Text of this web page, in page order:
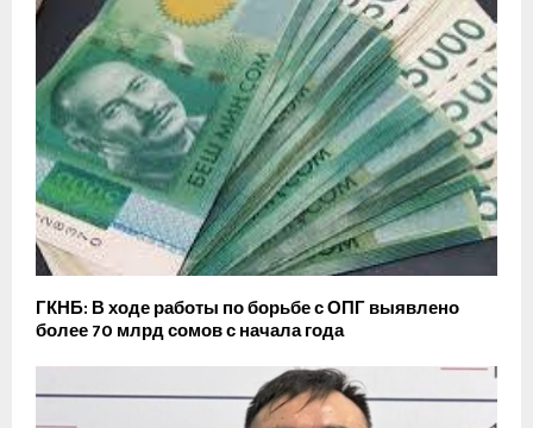
ГКНБ: В ходе работы по борьбе с ОПГ выявлено
более 70 млрд сомов с начала года